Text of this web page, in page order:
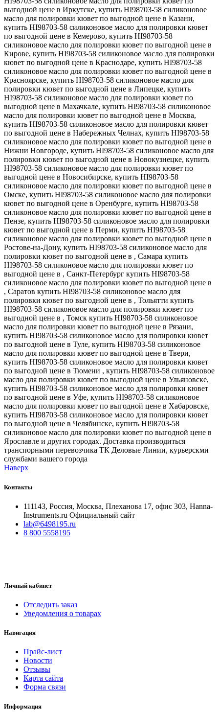
выгодной цене в Иркутске, купить HI98703-58 силиконовое
масло для полировки кювет по выгодной цене в Казани,
купить HI98703-58 силиконовое масло для полировки кювет
по выгодной цене в Кемерово, купить HI98703-58
силиконовое масло для полировки кювет по выгодной цене в
Кирове, купить HI98703-58 силиконовое масло для полировки
кювет по выгодной цене в Краснодаре, купить HI98703-58
силиконовое масло для полировки кювет по выгодной цене в
Красноярске, купить HI98703-58 силиконовое масло для
полировки кювет по выгодной цене в Липецке, купить
HI98703-58 силиконовое масло для полировки кювет по
выгодной цене в Махачкале, купить HI98703-58 силиконовое
масло для полировки кювет по выгодной цене в Москва,
купить HI98703-58 силиконовое масло для полировки кювет
по выгодной цене в Набережных Челнах, купить HI98703-58
силиконовое масло для полировки кювет по выгодной цене в
Нижни Новгороде, купить HI98703-58 силиконовое масло для
полировки кювет по выгодной цене в Новокузнецке, купить
HI98703-58 силиконовое масло для полировки кювет по
выгодной цене в Новосибирске, купить HI98703-58
силиконовое масло для полировки кювет по выгодной цене в
Омске, купить HI98703-58 силиконовое масло для полировки
кювет по выгодной цене в Оренбурге, купить HI98703-58
силиконовое масло для полировки кювет по выгодной цене в
Пензе, купить HI98703-58 силиконовое масло для полировки
кювет по выгодной цене в Перми, купить HI98703-58
силиконовое масло для полировки кювет по выгодной цене в
Ростове-на-Дону, купить HI98703-58 силиконовое масло для
полировки кювет по выгодной цене в , Самара купить
HI98703-58 силиконовое масло для полировки кювет по
выгодной цене в , Санкт-Петербург купить HI98703-58
силиконовое масло для полировки кювет по выгодной цене в
, Саратов купить HI98703-58 силиконовое масло для
полировки кювет по выгодной цене в , Тольятти купить
HI98703-58 силиконовое масло для полировки кювет по
выгодной цене в , Томск купить HI98703-58 силиконовое
масло для полировки кювет по выгодной цене в Рязани,
купить HI98703-58 силиконовое масло для полировки кювет
по выгодной цене в Туле, купить HI98703-58 силиконовое
масло для полировки кювет по выгодной цене в Твери,
купить HI98703-58 силиконовое масло для полировки кювет
по выгодной цене в Тюмени , купить HI98703-58 силиконовое
масло для полировки кювет по выгодной цене в Ульяновске,
купить HI98703-58 силиконовое масло для полировки кювет
по выгодной цене в Уфе, купить HI98703-58 силиконовое
масло для полировки кювет по выгодной цене в Хабаровске,
купить HI98703-58 силиконовое масло для полировки кювет
по выгодной цене в Челябинске, купить HI98703-58
силиконовое масло для полировки кювет по выгодной цене в
Ярославле и других городах. Доставка производиться
транспорными перевозчика ТК Деловые Линии, курьерскми
службами вашего города
Наверх
Контакты
111143, Россия, Москва, Плеханова 17, офис 303, Hanna-
Instruments.ru Официальный сайт
lab@6498195.ru
8 800 5558195
Личный кабинет
Отследить заказ
Уведомления о товарах
Навигация
Прайс-лист
Новости
Отзывы
Карта сайта
Форма связи
Информация